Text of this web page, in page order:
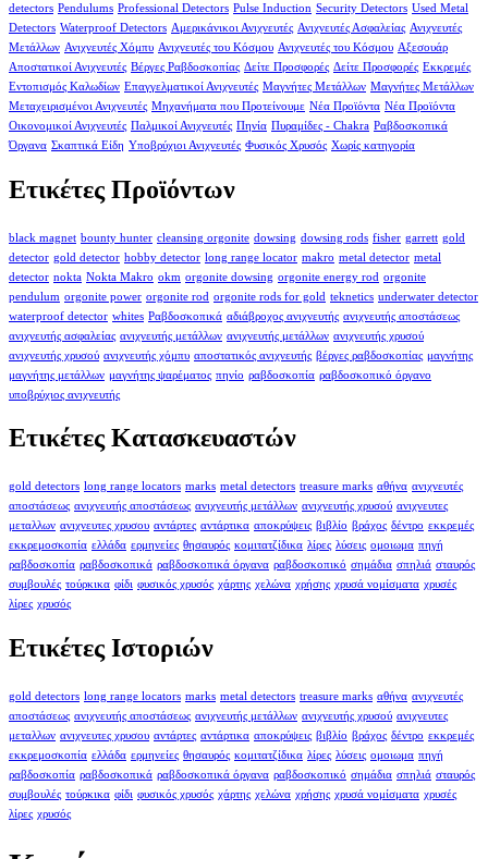
detectors Pendulums Professional Detectors Pulse Induction Security Detectors Used Metal
Detectors Waterproof Detectors Αμερικάνικοι Ανιχνευτές Ανιχνευτές Ασφαλείας Ανιχνευτές
Μετάλλων Ανιχνευτές Χόμπυ Ανιχνευτές του Κόσμου Ανιχνευτές του Κόσμου Αξεσουάρ
Αποστατικοί Ανιχνευτές Βέργες Ραβδοσκοπίας Δείτε Προσφορές Δείτε Προσφορές Εκκρεμές
Εντοπισμός Καλωδίων Επαγγελματικοί Ανιχνευτές Μαγνήτες Μετάλλων Μαγνήτες Μετάλλων
Μεταχειρισμένοι Ανιχνευτές Μηχανήματα που Προτείνουμε Νέα Προϊόντα Νέα Προϊόντα
Οικονομικοί Ανιχνευτές Παλμικοί Ανιχνευτές Πηνία Πυραμίδες - Chakra Ραβδοσκοπικά
Όργανα Σκαπτικά Είδη Υποβρύχιοι Ανιχνευτές Φυσικός Χρυσός Χωρίς κατηγορία
Ετικέτες Προϊόντων
black magnet bounty hunter cleansing orgonite dowsing dowsing rods fisher garrett gold
detector gold detector hobby detector long range locator makro metal detector metal
detector nokta Nokta Makro okm orgonite dowsing orgonite energy rod orgonite
pendulum orgonite power orgonite rod orgonite rods for gold teknetics underwater detector
waterproof detector whites Ραβδοσκοπικά αδιάβροχος ανιχνευτής ανιχνευτής αποστάσεως
ανιχνευτής ασφαλείας ανιχνευτής μετάλλων ανιχνευτής μετάλλων ανιχνευτής χρυσού
ανιχνευτής χρυσού ανιχνευτής χόμπυ αποστατικός ανιχνευτής βέργες ραβδοσκοπίας μαγνήτης
μαγνήτης μετάλλων μαγνήτης ψαρέματος πηνίο ραβδοσκοπία ραβδοσκοπικό όργανο
υποβρύχιος ανιχνευτής
Ετικέτες Κατασκευαστών
gold detectors long range locators marks metal detectors treasure marks αθήνα ανιχνευτές
αποστάσεως ανιχνευτής αποστάσεως ανιχνευτής μετάλλων ανιχνευτής χρυσού ανιχνευτες
μεταλλων ανιχνευτες χρυσου αντάρτες αντάρτικα αποκρύψεις βιβλίο βράχος δέντρο εκκρεμές
εκκρεμοσκοπία ελλάδα ερμηνείες θησαυρός κομιτατζίδικα λίρες λύσεις ομοιωμα πηγή
ραβδοσκοπία ραβδοσκοπικά ραβδοσκοπικά όργανα ραβδοσκοπικό σημάδια σπηλιά σταυρός
συμβουλές τούρκικα φίδι φυσικός χρυσός χάρτης χελώνα χρήσης χρυσά νομίσματα χρυσές
λίρες χρυσός
Ετικέτες Ιστοριών
gold detectors long range locators marks metal detectors treasure marks αθήνα ανιχνευτές
αποστάσεως ανιχνευτής αποστάσεως ανιχνευτής μετάλλων ανιχνευτής χρυσού ανιχνευτες
μεταλλων ανιχνευτες χρυσου αντάρτες αντάρτικα αποκρύψεις βιβλίο βράχος δέντρο εκκρεμές
εκκρεμοσκοπία ελλάδα ερμηνείες θησαυρός κομιτατζίδικα λίρες λύσεις ομοιωμα πηγή
ραβδοσκοπία ραβδοσκοπικά ραβδοσκοπικά όργανα ραβδοσκοπικό σημάδια σπηλιά σταυρός
συμβουλές τούρκικα φίδι φυσικός χρυσός χάρτης χελώνα χρήσης χρυσά νομίσματα χρυσές
λίρες χρυσός